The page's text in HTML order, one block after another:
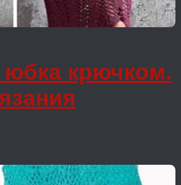
крючком.